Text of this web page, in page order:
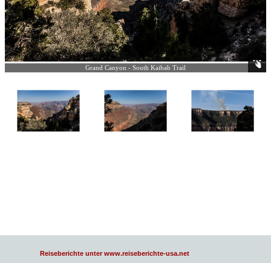
Grand Canyon - South Kaibab Trail
Reiseberichte unter www.reiseberichte-usa.net